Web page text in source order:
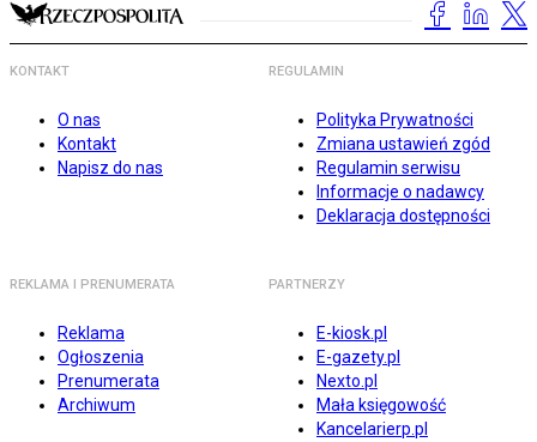
KONTAKT
O nas
Kontakt
Napisz do nas
REGULAMIN
Polityka Prywatności
Zmiana ustawień zgód
Regulamin serwisu
Informacje o nadawcy
Deklaracja dostępności
REKLAMA I PRENUMERATA
Reklama
Ogłoszenia
Prenumerata
Archiwum
PARTNERZY
E-kiosk.pl
E-gazety.pl
Nexto.pl
Mała księgowość
Kancelarierp.pl